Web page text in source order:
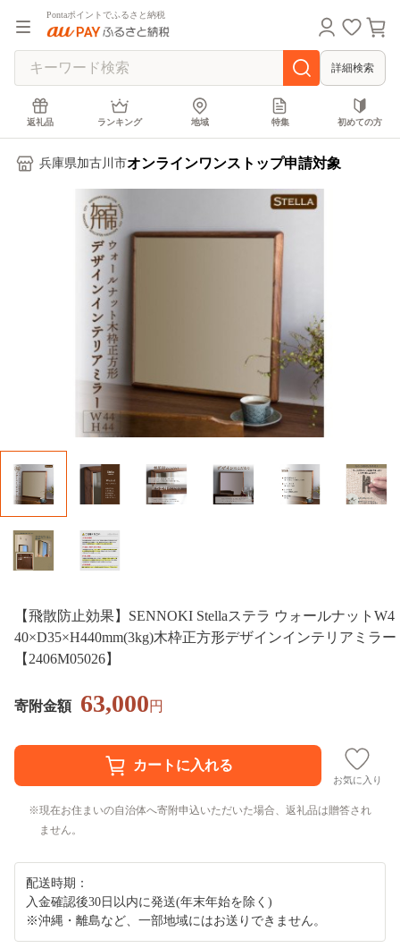
Pontaポイントでふるさと納税
詳細検索
返礼品 ランキング 地域 特集 初めての方
兵庫県加古川市オンラインワンストップ申請対象
【飛散防止効果】SENNOKI Stellaステラ ウォールナットW4
40×D35×H440mm(3kg)木枠正方形デザインインテリアミラー
【2406M05026】
寄附金額 63,000円
お気に入り
現在お住まいの自治体へ寄附申込いただいた場合、返礼品は贈答され
ません。
配送時期：
入金確認後30日以内に発送(年末年始を除く)
※沖縄・離島など、一部地域にはお送りできません。